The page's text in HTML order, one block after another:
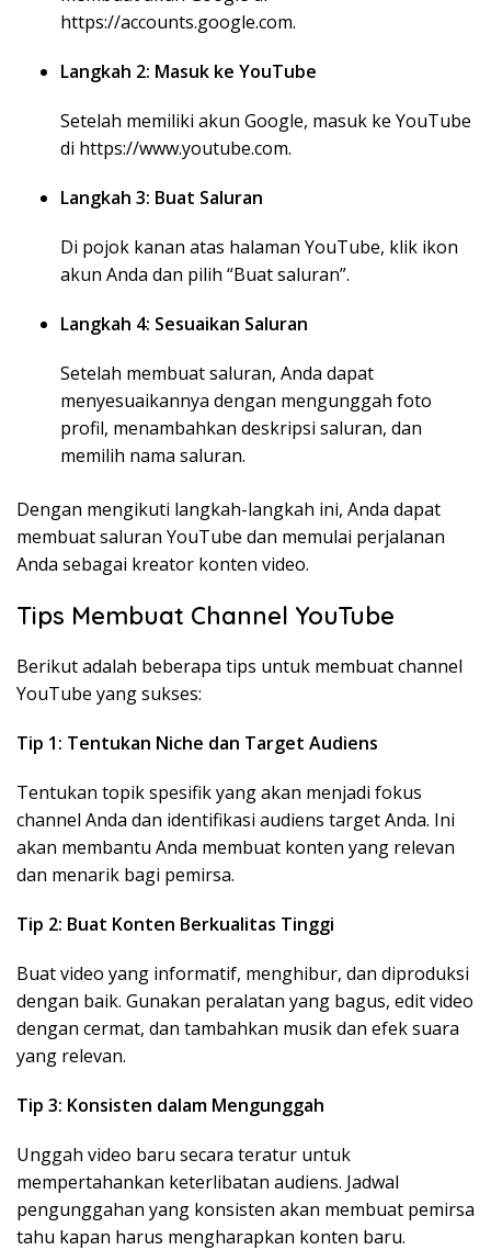
https://accounts.google.com.
Langkah 2: Masuk ke YouTube
Setelah memiliki akun Google, masuk ke YouTube
di https://www.youtube.com.
Langkah 3: Buat Saluran
Di pojok kanan atas halaman YouTube, klik ikon
akun Anda dan pilih “Buat saluran”.
Langkah 4: Sesuaikan Saluran
Setelah membuat saluran, Anda dapat
menyesuaikannya dengan mengunggah foto
profil, menambahkan deskripsi saluran, dan
memilih nama saluran.
Dengan mengikuti langkah-langkah ini, Anda dapat
membuat saluran YouTube dan memulai perjalanan
Anda sebagai kreator konten video.
Tips Membuat Channel YouTube
Berikut adalah beberapa tips untuk membuat channel
YouTube yang sukses:
Tip 1: Tentukan Niche dan Target Audiens
Tentukan topik spesifik yang akan menjadi fokus
channel Anda dan identifikasi audiens target Anda. Ini
akan membantu Anda membuat konten yang relevan
dan menarik bagi pemirsa.
Tip 2: Buat Konten Berkualitas Tinggi
Buat video yang informatif, menghibur, dan diproduksi
dengan baik. Gunakan peralatan yang bagus, edit video
dengan cermat, dan tambahkan musik dan efek suara
yang relevan.
Tip 3: Konsisten dalam Mengunggah
Unggah video baru secara teratur untuk
mempertahankan keterlibatan audiens. Jadwal
pengunggahan yang konsisten akan membuat pemirsa
tahu kapan harus mengharapkan konten baru.